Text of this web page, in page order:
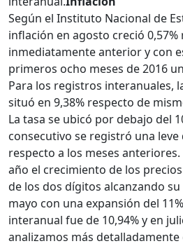
Según el Instituto Nacional de
inflación en agosto creció 0,57%
inmediatamente anterior y con
primeros ocho meses de 2016
Para los registros interanuales,
situó en 9,38% respecto de
La tasa se ubicó por debajo del
consecutivo se registró una leve
respecto a los meses
año el crecimiento de los
de los dos dígitos alcanzando
mayo con una expansión del
interanual fue de 10,94% y en
analizamos más